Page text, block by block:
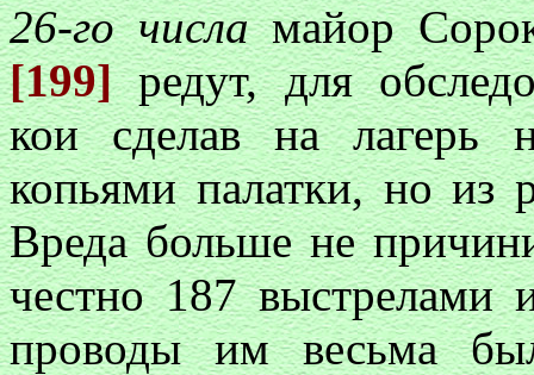
26-го числамайор
[199]редут, для
кои сделав на лагерь
копьями палатки, но из
Вреда больше не
честно 187 выстрелами
проводы им весьма